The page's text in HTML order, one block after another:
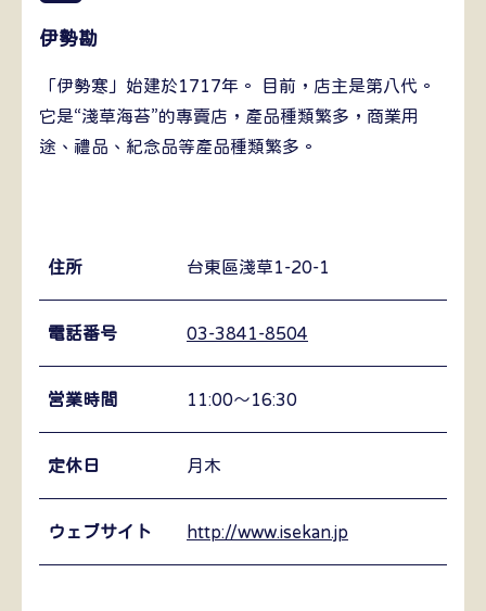
伊勢勘
「伊勢寒」始建於1717年。 目前，店主是第八代。
它是“淺草海苔”的專賣店，產品種類繁多，商業用
途、禮品、紀念品等產品種類繁多。
住所 台東區淺草1-20-1
電話番号 03-3841-8504
営業時間 11:00〜16:30
定休日 月木
ウェブサイト http://www.isekan.jp